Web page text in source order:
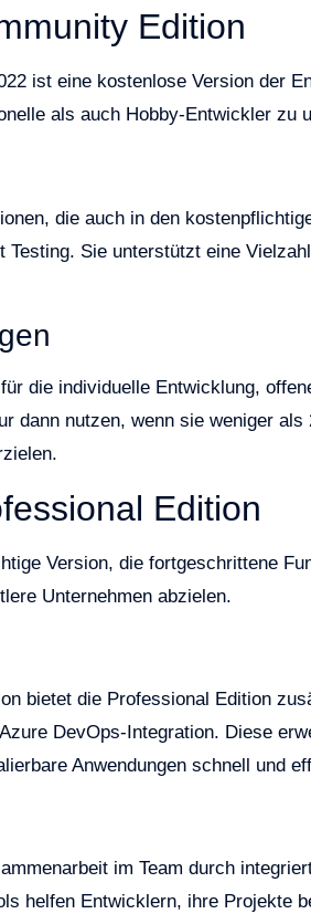
Edition
ist eine kostenlose Version der
als auch Hobby-Entwickler zu
die auch in den
Testing. Sie unterstützt eine
die individuelle Entwicklung,
dann nutzen, wenn sie weniger
Edition
Version, die fortgeschrittene
Unternehmen abzielen.
bietet die Professional Edition
DevOps-Integration. Diese
Anwendungen schnell und
im Team durch
helfen Entwicklern, ihre Projekte